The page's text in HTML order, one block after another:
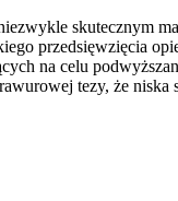
skutecznym
przedsięwzięcia
na celu
tezy, że